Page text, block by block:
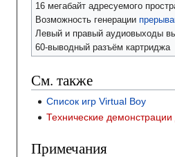
16 мегабайт адресуемого
Возможность генерации
Левый и правый аудиовыходы
60-выводный разъём картриджа
См. также
Список игр Virtual Boy
Технические
Примечания